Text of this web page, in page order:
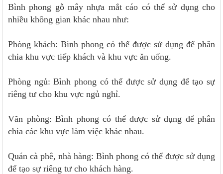
Bình phong gỗ mây nhựa mắt cáo có thể sử dụng cho
nhiều không gian khác nhau như:
Phòng khách: Bình phong có thể được sử dụng để phân
chia khu vực tiếp khách và khu vực ăn uống.
Phòng ngủ: Bình phong có thể được sử dụng để tạo sự
riêng tư cho khu vực ngủ nghỉ.
Văn phòng: Bình phong có thể được sử dụng để phân
chia các khu vực làm việc khác nhau.
Quán cà phê, nhà hàng: Bình phong có thể được sử dụng
để tạo sự riêng tư cho khách hàng.